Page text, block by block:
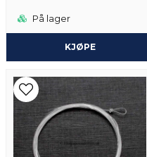
På lager
KJØPE